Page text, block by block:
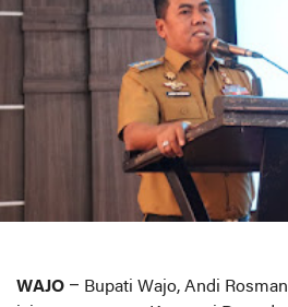
WAJO – Bupati Wajo, Andi